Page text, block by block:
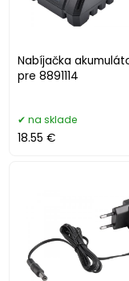
Nabíjačka
pre 8891114
na sklade
18.55 €